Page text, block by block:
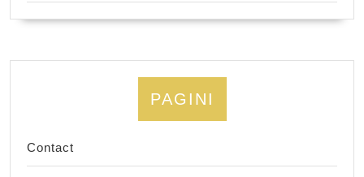
PAGINI
Contact